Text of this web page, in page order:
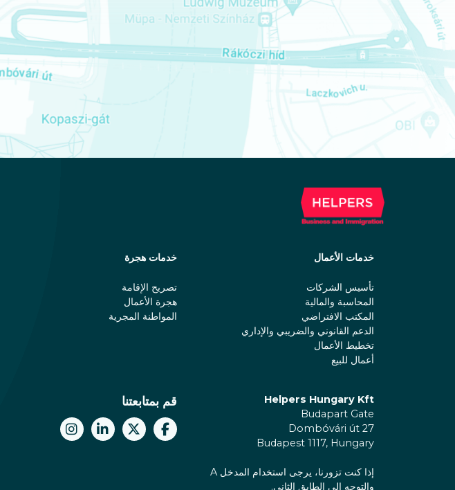
خدمات الأعمال
تأسيس الشركات
المحاسبة والمالية
المكتب الافتراضي
الدعم القانوني والضريبي والإداري
تخطيط الأعمال
أعمال للبيع
خدمات هجرة
تصريح الإقامة
هجرة الأعمال
المواطنة المجرية
Helpers Hungary Kft
Budapart Gate
Dombóvári út 27
Budapest 1117, Hungary
إذا كنت تزورنا، يرجى استخدام المدخل A
والتوجه إلى الطابق الثاني.
قم بمتابعتنا